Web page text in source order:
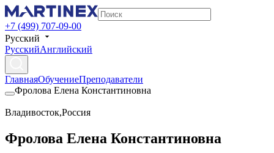
+7 (499) 707-09-00
Русский
РусскийАнглийский
ГлавнаяОбучениеПреподаватели
Фролова Елена Константиновна
Владивосток,Россия
Фролова Елена Константиновна